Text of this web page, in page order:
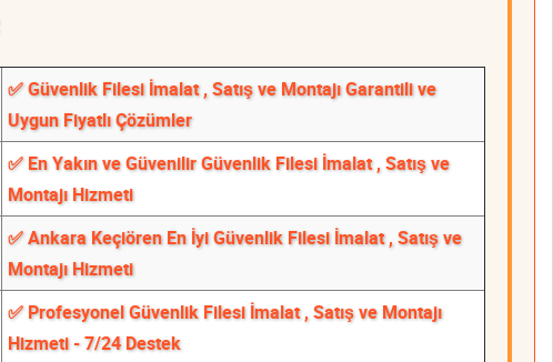
✅ Güvenlik Filesi İmalat , Satış ve Montajı Garantili ve
Uygun Fiyatlı Çözümler
✅ En Yakın ve Güvenilir Güvenlik Filesi İmalat , Satış ve
Montajı Hizmeti
✅ Ankara Keçiören En İyi Güvenlik Filesi İmalat , Satış ve
Montajı Hizmeti
✅ Profesyonel Güvenlik Filesi İmalat , Satış ve Montajı
Hizmeti - 7/24 Destek